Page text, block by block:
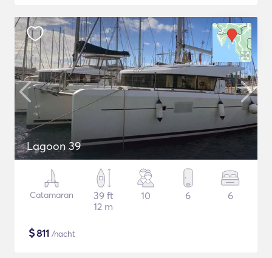
Lagoon 39
Catamaran
39 ft
12 m
10 6 6
$811 /nacht